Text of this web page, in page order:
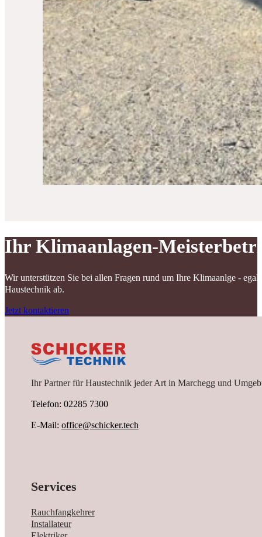
Ihr Klimaanlagen-
Wir unterstützen Sie bei allen Fragen rund um Ihre Klimaanlge -
Haustechnik ab.
Jetzt kontaktieren
Ihr Partner für Haustechnik jeder Art in Marchegg und
Telefon: 02285 7300
E-Mail: office@schicker.tech
Services
Rauchfangkehrer
Installateur